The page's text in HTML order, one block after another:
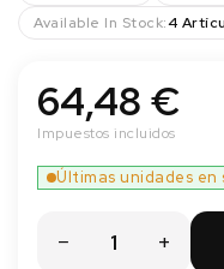
Available In Stock:4
64,48 €
Impuestos incluidos
Últimas unidades en